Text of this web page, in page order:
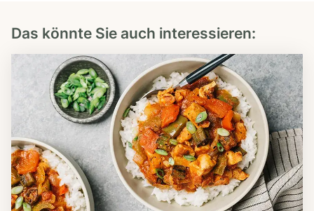
Das könnte Sie auch interessieren: